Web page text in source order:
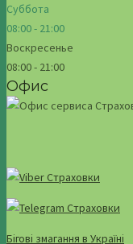
Суббота
08:00 - 21:00
Воскресенье
08:00 - 21:00
Офис
Бігові змагання в Україні